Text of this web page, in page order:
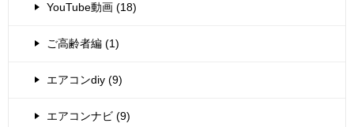
YouTube動画 (18)
ご高齢者編 (1)
エアコンdiy (9)
エアコンナビ (9)